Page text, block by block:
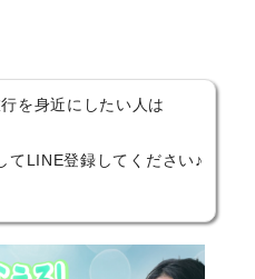
を身近にしたい人は
てLINE登録してください♪